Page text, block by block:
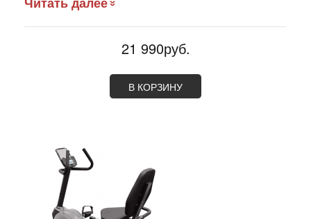
21 990руб.
В КОРЗИНУ